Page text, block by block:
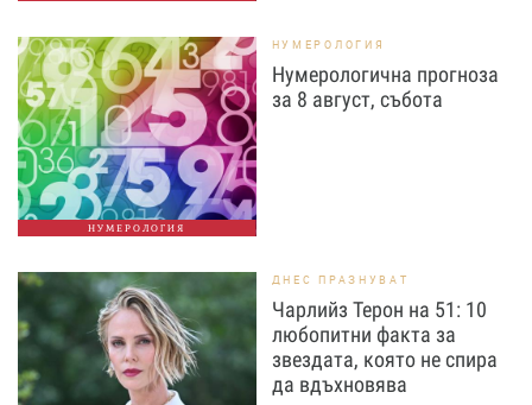
НУМЕРОЛОГИЯ
НУМЕРОЛОГИЯ
Нумерологична прогноза
за 8 август, събота
ДНЕС ПРАЗНУВАТ
Чарлийз Терон на 51: 10
любопитни факта за
звездата, която не спира
да вдъхновява